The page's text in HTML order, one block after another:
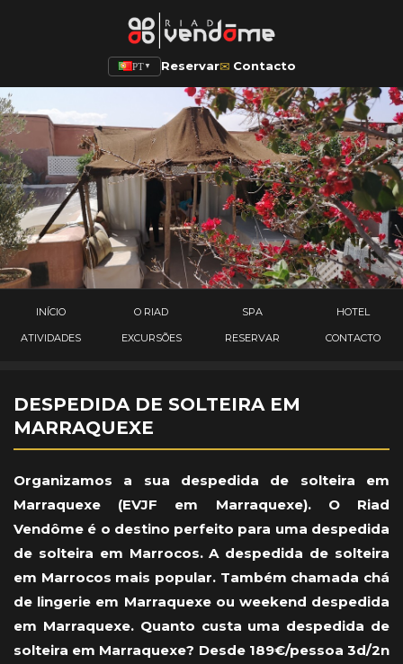
PT▼ Reservar✉ Contacto
INÍCIO O RIAD SPA HOTEL
ATIVIDADES EXCURSÕES RESERVAR CONTACTO
DESPEDIDA DE SOLTEIRA EM
MARRAQUEXE
Organizamos a sua despedida de solteira em
Marraquexe (EVJF em Marraquexe). O Riad
Vendôme é o destino perfeito para uma despedida
de solteira em Marrocos. A despedida de solteira
em Marrocos mais popular. Também chamada chá
de lingerie em Marraquexeou weekend despedida
em Marraquexe. Quanto custa uma despedida de
solteira em Marraquexe? Desde 189€/pessoa 3d/2n